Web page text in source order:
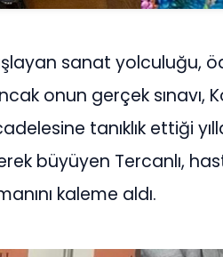
sanat yolculuğu,
onun gerçek sınavı,
tanıklık ettiği
büyüyen Tercanlı,
kaleme aldı.